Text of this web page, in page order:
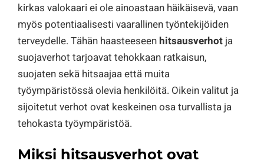
kirkas valokaari ei ole ainoastaan häikäisevä, vaan
myös potentiaalisesti vaarallinen työntekijöiden
terveydelle. Tähän haasteeseenhitsausverhotja
suojaverhot tarjoavat tehokkaan ratkaisun,
suojaten sekä hitsaajaa että muita
työympäristössä olevia henkilöitä. Oikein valitut ja
sijoitetut verhot ovat keskeinen osa turvallista ja
tehokasta työympäristöä.
Miksi hitsausverhot ovat